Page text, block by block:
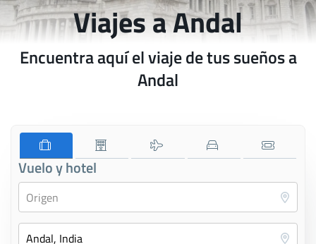
Viajes a Andal
Encuentra aquí el viaje de tus sueños a
Andal
Vuelo y hotel